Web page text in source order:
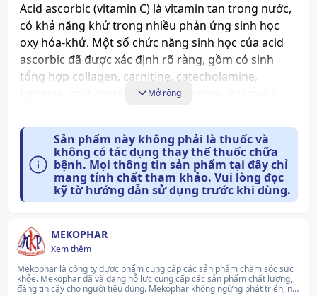
Acid ascorbic (vitamin C) là vitamin tan trong nước,
có khả năng khử trong nhiều phản ứng sinh học
oxy hóa-khử. Một số chức năng sinh học của acid
ascorbic đã được xác định rõ ràng, gồm có sinh
tổng hợp collagen, carnitine, catecholamine,
tyrosine, corticosteroid và aldosteron. Vitamin C
enzyme chuyển hóa thuốc cùng với cytochrome
Hoạt tính của hệ thống enzyme chuyển hóa này sẽ
bị giảm nếu thiếu vitamin C. Vitamin C còn điều hòa
hấp thu, vận chuyển và dự trữ sắt. Vitamin C là một
bỏ ngay các loại oxy, nitơ phản ứng (ROS, RNS) như
các gốc hydroxy, peroxyl, superoxide, peroxynitrite
và nitroxide, các oxy tự do và các hypochlorite, là
những gốc tự do gây độc hại cho cơ thể.
Mở rộng
Sản phẩm này không phải là thuốc và
không có tác dụng thay thế thuốc chữa
bệnh. Mọi thông tin sản phẩm tại đây chỉ
mang tính chất tham khảo. Vui lòng đọc
kỹ tờ hướng dẫn sử dụng trước khi dùng.
MEKOPHAR
Xem thêm
Mekophar là công ty dược phẩm cung cấp các sản phẩm chăm sóc sức
khỏe. Mekophar đã và đang nỗ lực cung cấp các sản phẩm chất lượng,
đáng tin cậy cho người tiêu dùng. Mekophar không ngừng phát triển, nỗ